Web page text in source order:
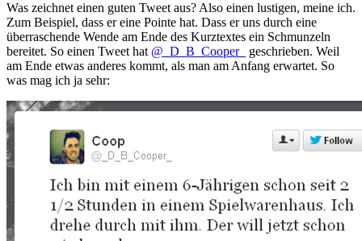
Was zeichnet einen guten Tweet aus? Also einen lustigen, meine ich.
Zum Beispiel, dass er eine Pointe hat. Dass er uns durch eine
überraschende Wende am Ende des Kurztextes ein Schmunzeln
bereitet. So einen Tweet hat @_D_B_Cooper_
geschrieben. Weil
am Ende etwas anderes kommt, als man am Anfang erwartet. So
was mag ich ja sehr: